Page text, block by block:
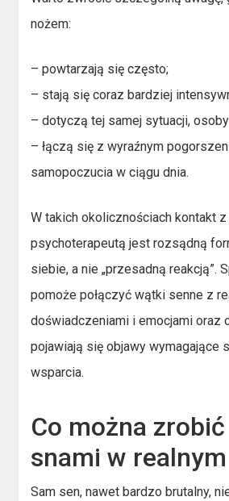
nożem:
– powtarzają się często;
– stają się coraz bardziej
– dotyczą tej samej sytuacji,
– łączą się z wyraźnym
samopoczucia w ciągu dnia.
W takich okolicznościach kontakt
psychoterapeutą jest rozsądną
siebie, a nie „przesadną reakcją”.
pomoże połączyć wątki senne z
doświadczeniami i emocjami oraz
pojawiają się objawy wymagające
wsparcia.
Co można
snami w
Sam sen, nawet bardzo brutalny,